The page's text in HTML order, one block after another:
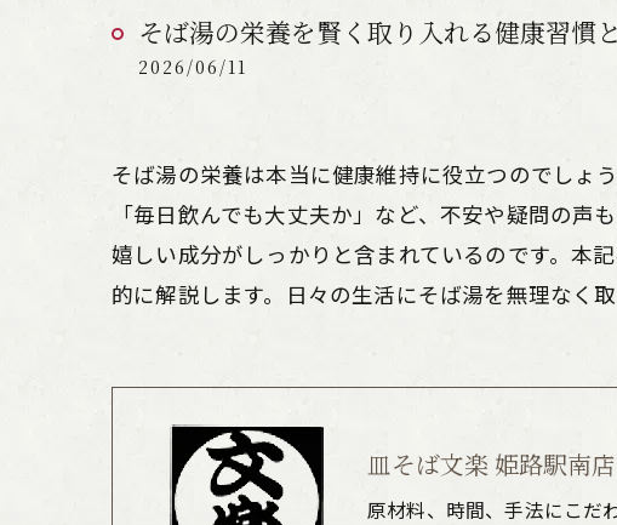
そば湯の栄養を賢く取り入れる健康習慣
2026/06/11
そば湯の栄養は本当に健康維持に役立つのでしょ
「毎日飲んでも大丈夫か」など、不安や疑問の
嬉しい成分がしっかりと含まれているのです。本
的に解説します。日々の生活にそば湯を無理なく
皿そば文楽 姫路駅南店
原材料、時間、手法にこだ